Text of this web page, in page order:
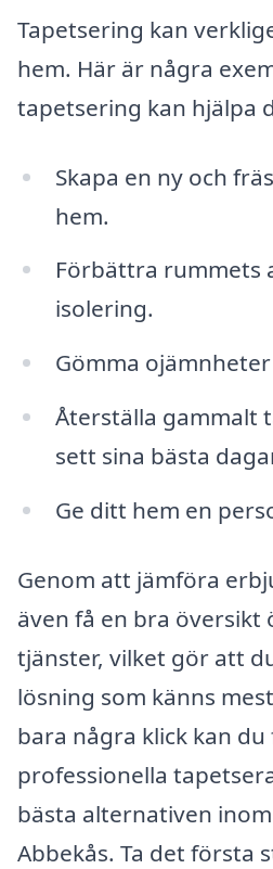
Tapetsering kan
hem. Här är några
tapetsering kan hjälpa
Skapa en ny och
hem.
Förbättra rummets
isolering.
Gömma
Återställa gammalt
sett sina bästa
Ge ditt hem en
Genom att jämföra
även få en bra översikt
tjänster, vilket gör att
lösning som känns
bara några klick kan
professionella
bästa alternativen
Abbekås. Ta det första